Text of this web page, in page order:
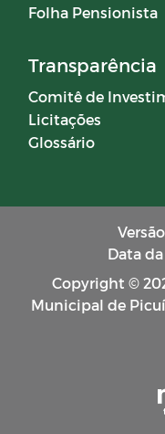
Folha Pensionista
Transparência
Comitê de
Licitações
Glossário
Data
Copyright ©
Municipal de